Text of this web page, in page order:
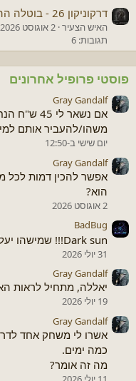
דרקוניקון 26 - בוטלה ההרשמה המוקדמת למנחים?
האיש הצעיר 2 אוגוסט 2026
תגובות: 6
פוסטי פרופיל אחרונים
Gray Gandalf
אם נשאר
משהו/להעביר אותם
יום שישי ב-12:50
Gray Gandalf
אפשר להכין דמות לכל
הוא?
2 אוגוסט 2026
BadBug
Dark sun!!! שמישהו יעלה פוסט על ההכרזות של Wizards
31 יולי 2026
Gray Gandalf
יאללה, מתחיל לראות
19 יולי 2026
Gray Gandalf
אשרו לי משחק אחד
כמה ימים.
מה זה אומר?